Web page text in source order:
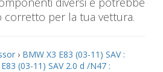
per la tua vettura.
› BMW X3 E83 (03-11) SAV :
(03-11) SAV 2.0 d /N47 :